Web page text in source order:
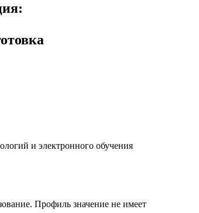
и электронного обучения
Профиль значение не имеет